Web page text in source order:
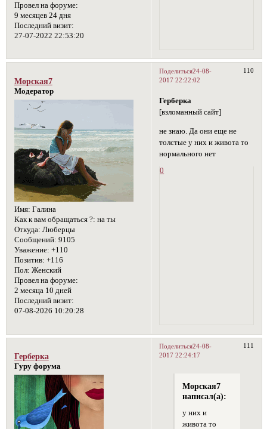
Провел на форуме:
9 месяцев 24 дня
Последний визит:
27-07-2022 22:53:20
Поделиться 110
24-08-
2017 22:22:02
Морская7
Модератор
Имя: Галина
Как к вам обращаться ?: на ты
Откуда: Люберцы
Сообщений: 9105
Уважение: +110
Позитив: +116
Пол: Женский
Провел на форуме:
2 месяца 10 дней
Последний визит:
07-08-2026 10:20:28
Герберка
[взломанный сайт]
не знаю. Да они еще не
толстые у них и живота то
нормального нет
0
Поделиться 111
24-08-
2017 22:24:17
Герберка
Гуру форума
Морская7
написал(а):
у них и
живота то